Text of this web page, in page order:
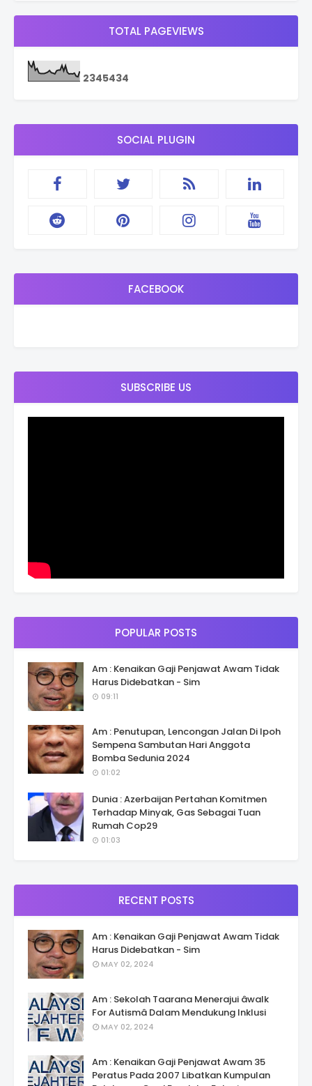
TOTAL PAGEVIEWS
2345434
SOCIAL PLUGIN
FACEBOOK
SUBSCRIBE US
POPULAR POSTS
Am : Kenaikan Gaji Penjawat Awam Tidak
Harus Didebatkan - Sim
09:11
Am : Penutupan, Lencongan Jalan Di Ipoh
Sempena Sambutan Hari Anggota
Bomba Sedunia 2024
01:02
Dunia : Azerbaijan Pertahan Komitmen
Terhadap Minyak, Gas Sebagai Tuan
Rumah Cop29
01:03
RECENT POSTS
Am : Kenaikan Gaji Penjawat Awam Tidak
Harus Didebatkan - Sim
MAY 02, 2024
Am : Sekolah Taarana Menerajui âwalk
For Autismâ Dalam Mendukung Inklusi
MAY 02, 2024
Am : Kenaikan Gaji Penjawat Awam 35
Peratus Pada 2007 Libatkan Kumpulan